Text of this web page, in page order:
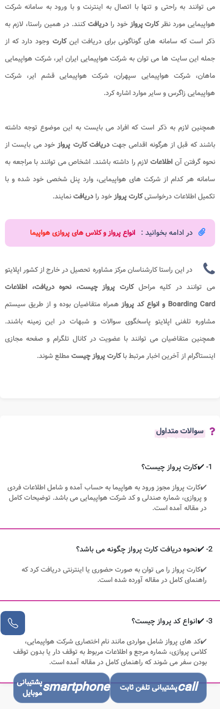
می توانند به راحتی و تنها با اتصال به اینترنت و با ورود به سامانه شرکت
هواپیمایی مورد نظرکارت پروازخود را دریافتکنند. در همین راستا، لازم به
ذکر است که سامانه های گوناگونی برای دریافت اینکارت وجود دارد که از
جمله این سایت ها می توان به شرکت هواپیمایی ایران ایر، شرکت هواپیمایی
ماهان، شرکت هواپیمایی سپهران، شرکت هواپیمایی قشم ایر، شرکت
هواپیمایی زاگرس و سایر موارد اشاره کرد.
همچنین لازم به ذکر است که افراد می بایست به این موضوع توجه داشته
باشند که قبل از هرگونه اقدامی جهتدریافت کارت پروازخود می بایست از
نحوه گرفتن آناطلاعات لازم را داشته باشند. اشخاص می توانند با مراجعه به
سامانه هر کدام از شرکت های هواپیمایی، وارد پنل شخصی خود شده و با
تکمیل اطلاعات درخواستیکارت پروازخود را دریافتنمایند.
در ادامه بخوانید : انواع پرواز و کلاس های پروازی هواپیما
در این راستا کارشناسان مرکز مشاوره تحصیل در خارج از کشور اپلایتو
می توانند در کلیه مراحلکارت پرواز چیست، نحوه دریافت، اطلاعات
Boarding Card و انواع کد پرواز
همراه متقاضیان بوده و از طریق سیستم
مشاوره تلفنی اپلایتو پاسخگوی سوالات و شبهات در این زمینه باشند.
همچنین متقاضیان می توانند با عضویت در کانال تلگرام و صفحه مجازی
اینستاگرام از آخرین اخبار مرتبط باکارت پرواز چیستمطلع شوند.
سوالات متداول
1- ✔️کارت پرواز چیست؟
✔️کارت پرواز مجوز ورود به هواپیما به حساب آمده و شامل اطلاعات فردی
و پروازی، شماره صندلی و کد شرکت هواپیمایی می باشد. توضیحات کامل
در مقاله آمده است.
2- ✔️نحوه دریافت کارت پرواز چگونه می باشد؟
✔️کارت پرواز را می توان به صورت حضوری یا اینترنتی دریافت کرد که
راهنمای کامل در مقاله آورده شده است.
3- ✔️انواع کد پرواز چیست؟
✔️کد های پرواز شامل مواردی مانند نام اختصاری شرکت هواپیمایی،
کلاس پروازی، شماره مرجع و اطلاعات مربوط به توقف دار یا بدون توقف
بودن سفر می شوند که راهنمای کامل در مقاله آمده است.
callپشتیبانی تلفن ثابت smartphoneپشتیبانی
موبایل